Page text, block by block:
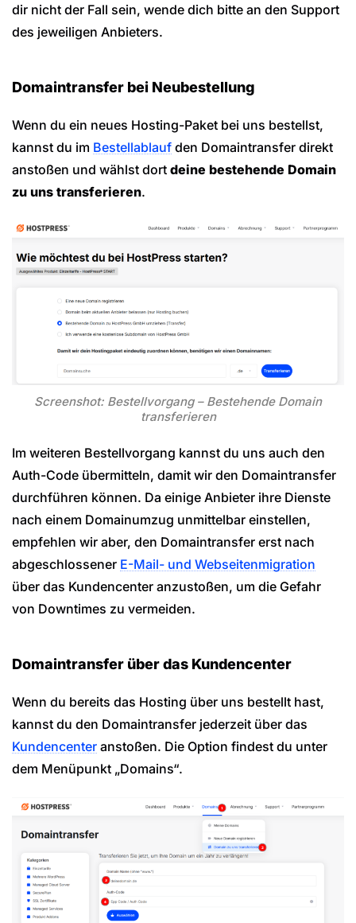
dir nicht der Fall sein, wende dich bitte an den Support
des jeweiligen Anbieters.
Domaintransfer bei Neubestellung
Wenn du ein neues Hosting-Paket bei uns bestellst,
kannst du im Bestellablauf den Domaintransfer direkt
anstoßen und wählst dort deine bestehende Domain
zu uns transferieren.
Screenshot: Bestellvorgang – Bestehende Domain
transferieren
Im weiteren Bestellvorgang kannst du uns auch den
Auth-Code übermitteln, damit wir den Domaintransfer
durchführen können. Da einige Anbieter ihre Dienste
nach einem Domainumzug unmittelbar einstellen,
empfehlen wir aber, den Domaintransfer erst nach
abgeschlossener E-Mail- und Webseitenmigration
über das Kundencenter anzustoßen, um die Gefahr
von Downtimes zu vermeiden.
Domaintransfer über das Kundencenter
Wenn du bereits das Hosting über uns bestellt hast,
kannst du den Domaintransfer jederzeit über das
Kundencenter anstoßen. Die Option findest du unter
dem Menüpunkt „Domains“.